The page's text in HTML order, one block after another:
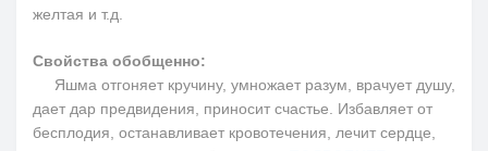
желтая и т.д.
Свойства обобщенно:
Яшма отгоняет кручину, умножает разум, врачует душу,
дает дар предвидения, приносит счастье. Избавляет от
бесплодия, останавливает кровотечения, лечит сердце,